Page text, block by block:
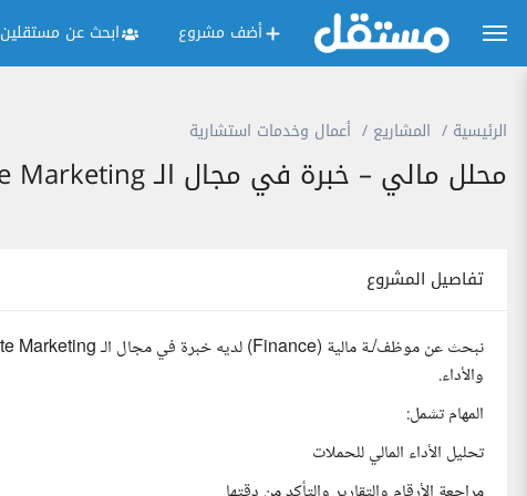
أضف مشروع ابحث عن مستقلين
الرئيسية المشاريع أعمال وخدمات استشارية
محلل مالي – خبرة في مجال الـ Affiliate Marketing
تفاصيل المشروع
والأداء.
المهام تشمل:
تحليل الأداء المالي للحملات